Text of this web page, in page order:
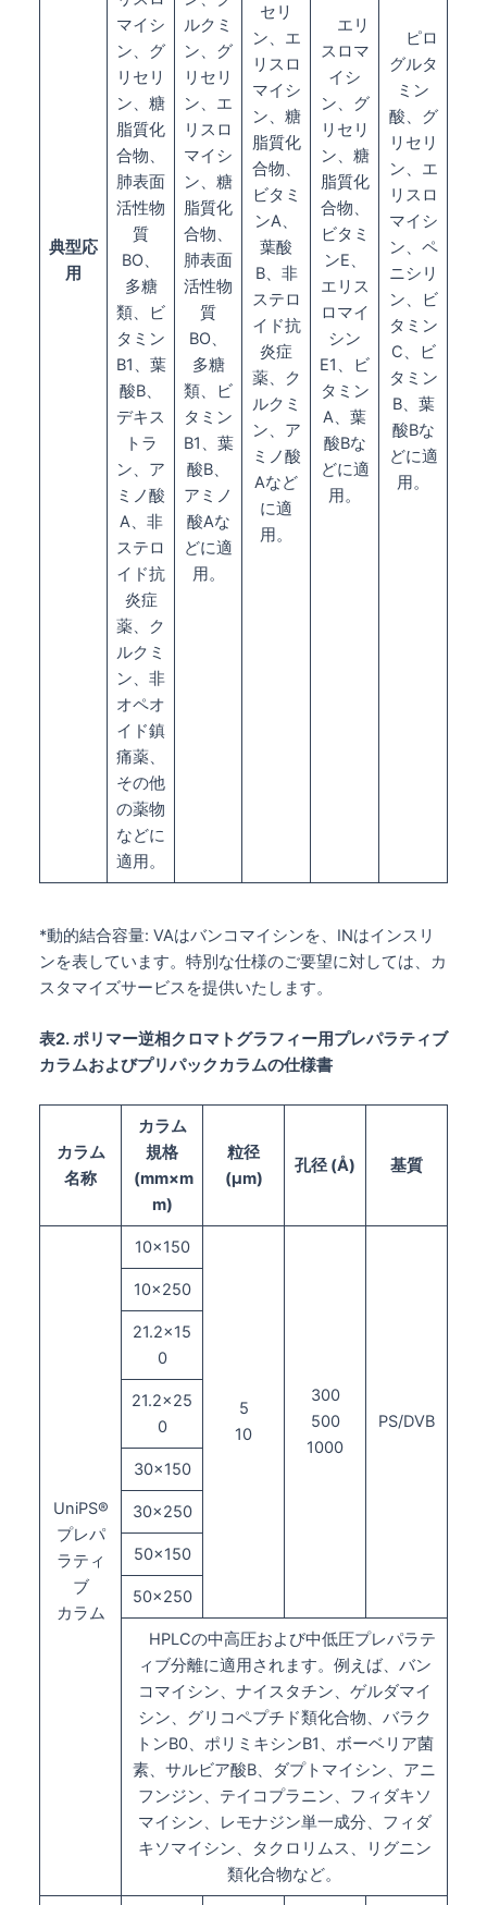
典型応
用
マイシ
ン、グ
リセリ
ン、糖
脂質化
合物、
肺表面
活性物
質
BO、
多糖
類、ビ
タミン
B1、葉
酸B、
デキス
トラ
ン、ア
ミノ酸
A、非
ステロ
イド抗
炎症
薬、ク
ルクミ
ン、非
オペオ
イド鎮
痛薬、
その他
の薬物
などに
適用。
ルクミ
ン、グ
リセリ
ン、エ
リスロ
マイシ
ン、糖
脂質化
合物、
肺表面
活性物
質
BO、
多糖
類、ビ
タミン
B1、葉
酸B、
アミノ
酸Aな
どに適
用。
セリ
ン、エ
リスロ
マイシ
ン、糖
脂質化
合物、
ビタミ
ンA、
葉酸
B、非
ステロ
イド抗
炎症
薬、ク
ルクミ
ン、ア
ミノ酸
Aなど
に適
用。
エリ
スロマ
イシ
ン、グ
リセリ
ン、糖
脂質化
合物、
ビタミ
ンE、
エリス
ロマイ
シン
E1、ビ
タミン
A、葉
酸Bな
どに適
用。
ピロ
グルタ
ミン
酸、グ
リセリ
ン、エ
リスロ
マイシ
ン、ペ
ニシリ
ン、ビ
タミン
C、ビ
タミン
B、葉
酸Bな
どに適
用。
*動的結合容量: VAはバンコマイシンを、INはインスリ
ンを表しています。特別な仕様のご要望に対しては、カ
スタマイズサービスを提供いたします。
表2. ポリマー逆相クロマトグラフィー用プレパラティブ
カラムおよびプリパックカラムの仕様書
カラム
名称
カラム
規格
(mm×m
m)
粒径
(μm)
孔径(Å) 基質
UniPS®
プレパ
ラティ
ブ
カラム
10×150
5
10
300
500
1000
PS/DVB
10×250
21.2×15
0
21.2×25
0
30×150
30×250
50×150
50×250
HPLCの中高圧および中低圧プレパラテ
ィブ分離に適用されます。例えば、バン
コマイシン、ナイスタチン、ゲルダマイ
シン、グリコペプチド類化合物、バラク
トンB0、ポリミキシンB1、ボーベリア菌
素、サルビア酸B、ダプトマイシン、アニ
フンジン、テイコプラニン、フィダキソ
マイシン、レモナジン単一成分、フィダ
キソマイシン、タクロリムス、リグニン
類化合物など。